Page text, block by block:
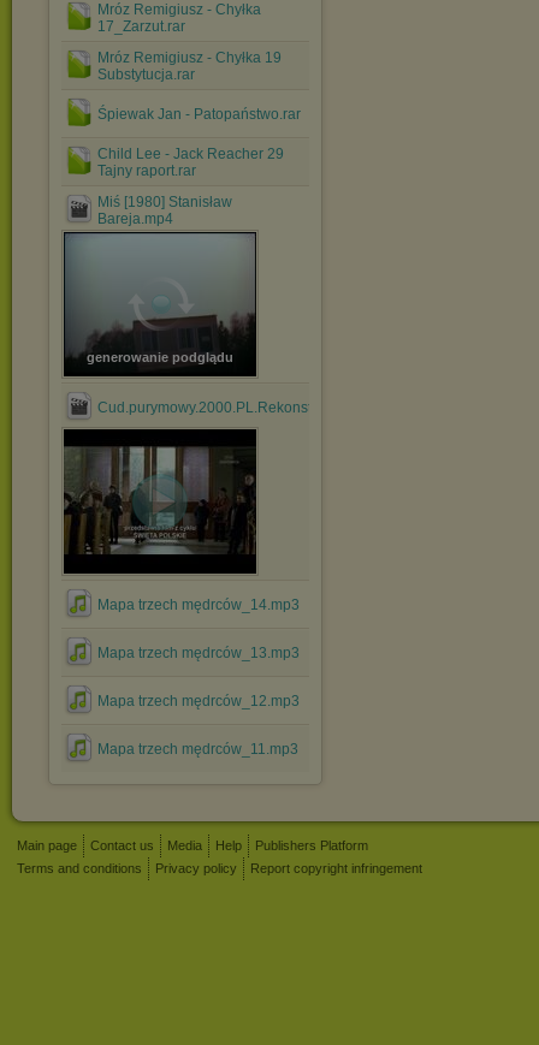
Mróz Remigiusz - Chyłka
17_Zarzut.rar
Mróz Remigiusz - Chyłka 19
Substytucja.rar
Śpiewak Jan - Patopaństwo.rar
Child Lee - Jack Reacher 29
Tajny raport.rar
Miś [1980] Stanisław
Bareja.mp4
generowanie podglądu
Mapa trzech mędrców_14.mp3
Mapa trzech mędrców_13.mp3
Mapa trzech mędrców_12.mp3
Mapa trzech mędrców_11.mp3
Main page Contact us Media Help
Publishers Platform
Terms and conditions
Privacy policy Report copyright infringement